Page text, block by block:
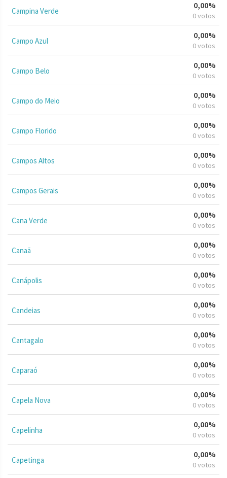
Campina Verde
0,00%
0 votos
Campo Azul
0,00%
0 votos
Campo Belo
0,00%
0 votos
Campo do Meio
0,00%
0 votos
Campo Florido
0,00%
0 votos
Campos Altos
0,00%
0 votos
Campos Gerais
0,00%
0 votos
Cana Verde
0,00%
0 votos
Canaã
0,00%
0 votos
Canápolis
0,00%
0 votos
Candeias
0,00%
0 votos
Cantagalo
0,00%
0 votos
Caparaó
0,00%
0 votos
Capela Nova
0,00%
0 votos
Capelinha
0,00%
0 votos
Capetinga
0,00%
0 votos